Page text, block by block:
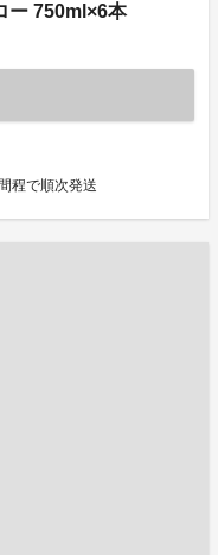
ー 750ml×6本
程で順次発送